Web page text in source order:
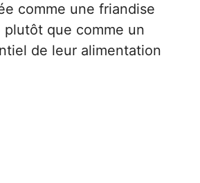
comme une friandise
plutôt que comme un
de leur alimentation